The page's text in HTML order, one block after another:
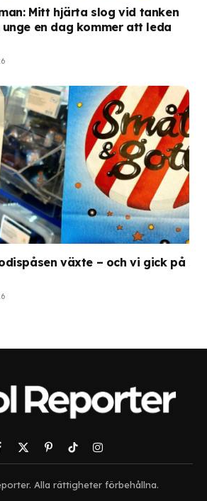
Mitt hjärta slog vid tanken
en dag kommer att leda
växte – och vi gick på
X
(Twitter)
PinterestTikTokInstagram
Alla rättigheter förbehållna.